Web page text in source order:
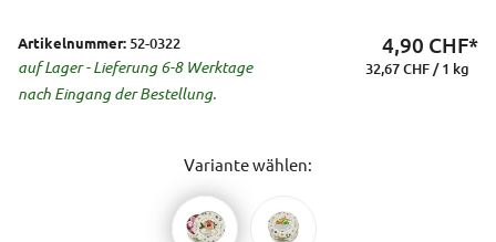
Artikelnummer: 52-0322
auf Lager - Lieferung 6-8 Werktage
nach Eingang der Bestellung.
4,90 CHF*
32,67 CHF / 1 kg
Variante wählen: